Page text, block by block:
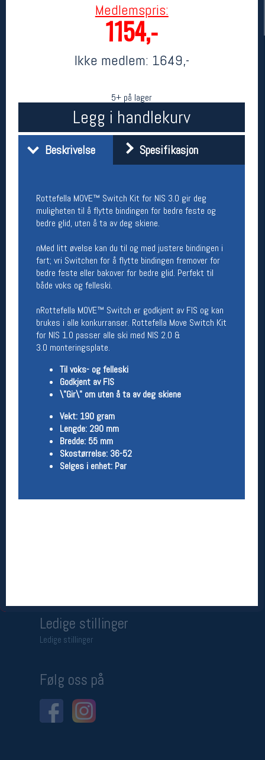
Medlemspris:
1154,-
Ikke medlem: 1649,-
5+ på lager
Legg i handlekurv
Beskrivelse Spesifikasjon
Rottefella MOVE™ Switch Kit for NIS 3.0 gir deg
muligheten til å flytte bindingen for bedre feste og
bedre glid, uten å ta av deg skiene.
nMed litt øvelse kan du til og med justere bindingen i
fart; vri Switchen for å flytte bindingen fremover for
bedre feste eller bakover for bedre glid. Perfekt til
både voks og felleski.
nRottefella MOVE™ Switch er godkjent av FIS og kan
brukes i alle konkurranser. Rottefella Move Switch Kit
for NIS 1.0 passer alle ski med NIS 2.0 &
3.0 monteringsplate.
Til voks- og felleski
Godkjent av FIS
\"Gir\" om uten å ta av deg skiene
Vekt: 190 gram
Lengde: 290 mm
Bredde: 55 mm
Skostørrelse: 36-52
Selges i enhet: Par
Her finner du oss
Oslo Sportslager
Torggata 20
0183 Oslo
Telefon: 23 32 62 00
Om oss
Kontakt oss
Åpningstider butikk
Man-Fredag:
11-18
Lørdag:
11-16
Team Oslo Sportslager
Magasinet
Medlemstilbud og aktiviteter
MELD DEG INN GRATIS
Åpningstider verkstedet
Man-Fredag:
Lørdag:
Om verkstedet
For å bestille time må du logge inn i
nettbutikken og trykke på den nederste blå
Ledige stillinger
Ledige stillinger
Følg oss på